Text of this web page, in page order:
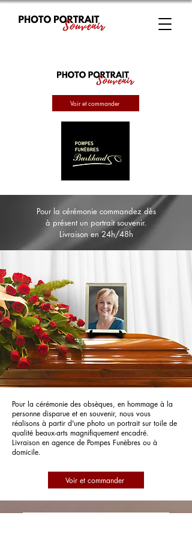
Voir et commander
Pour la cérémonie commandez dès
à présent un portrait souvenir.
Livraison en 24h/48h
Pour la cérémonie des obsèques, en hommage à la
personne disparue et en souvenir, nous vous
réalisons à partir d'une photo un portrait sur toile de
qualité beaux-arts magnifiquement encadré.
Livraison en agence de Pompes Funèbres ou à
domicile.
Voir et commander